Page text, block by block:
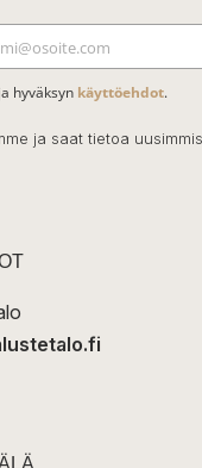
hyväksyn käyttöehdot.
ja saat tietoa